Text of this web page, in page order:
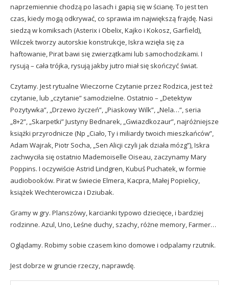
naprzemiennie chodzą po lasach i gapią się w ścianę. To jest ten
czas, kiedy mogą odkrywać, co sprawia im największą frajdę. Nasi
siedzą w komiksach (Asterix i Obelix, Kajko i Kokosz, Garfield),
Wilczek tworzy autorskie konstrukcje, Iskra wzięła się za
haftowanie, Pirat bawi się zwierzątkami lub samochodzikami. I
rysują – cała trójka, rysują jakby jutro miał się skończyć świat.
Czytamy. Jest rytualne Wieczorne Czytanie przez Rodzica, jest też
czytanie, lub „czytanie” samodzielne. Ostatnio – „Detektyw
Pozytywka”, „Drzewo życzeń”, „Piaskowy Wilk”, „Nela…”, seria
„8+2”, „Skarpetki” Justyny Bednarek, „Gwiazdkozaur”, najróżniejsze
książki przyrodnicze (Np „Ciało, Ty i miliardy twoich mieszkańców”,
Adam Wajrak, Piotr Socha, „Sen Alicji czyli jak działa mózg”), Iskra
zachwyciła się ostatnio Mademoiselle Oiseau, zaczynamy Mary
Poppins. I oczywiście Astrid Lindgren, Kubuś Puchatek, w formie
audiobooków. Pirat w świecie Elmera, Kacpra, Małej Popielicy,
książek Wechterowicza i Dziubak.
Gramy w gry. Planszówy, karcianki typowo dziecięce, i bardziej
rodzinne. Azul, Uno, Leśne duchy, szachy, różne memory, Farmer…
Oglądamy. Robimy sobie czasem kino domowe i odpalamy rzutnik.
Jest dobrze w gruncie rzeczy, naprawdę.